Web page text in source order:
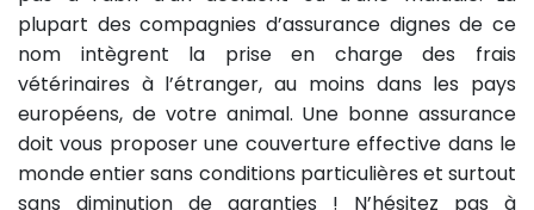
plupart des compagnies d’assurance dignes de ce
nom intègrent la prise en charge des frais
vétérinaires à l’étranger, au moins dans les pays
européens, de votre animal. Une bonne assurance
doit vous proposer une couverture effective dans le
monde entier sans conditions particulières et surtout
sans diminution de garanties ! N’hésitez pas à